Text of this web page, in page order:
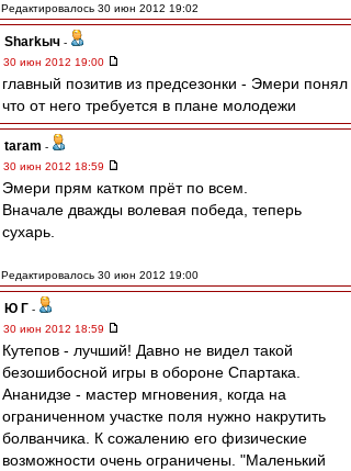
Редактировалось 30 июн 2012 19:02
Sharkыч -
30 июн 2012 19:00
главный позитив из предсезонки - Эмери понял
что от него требуется в плане молодежи
taram -
30 июн 2012 18:59
Эмери прям катком прёт по всем.
Вначале дважды волевая победа, теперь
сухарь.
Редактировалось 30 июн 2012 19:00
Ю Г -
30 июн 2012 18:59
Кутепов - лучший! Давно не видел такой
безошибосной игры в обороне Спартака.
Ананидзе - мастер мгновения, когда на
ограниченном участке поля нужно накрутить
болванчика. К сожалению его физические
возможности очень ограничены. "Маленький